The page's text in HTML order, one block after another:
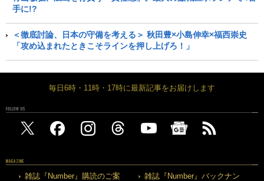
手に!?
＜徹底討論、日本の守備を考える＞ 秋田豊×小島伸幸×福西崇史
「攻め込まれたときこそラインを押し上げろ！」
毎日6時・11時・17時に最新記事をお届けします
FOLLOW US
MAGAZINE
雑誌『Number』購読のご案
雑誌『Number』バックナン